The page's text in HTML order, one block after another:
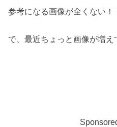
参考になる画像が全くない！
で、最近ちょっと画像が増